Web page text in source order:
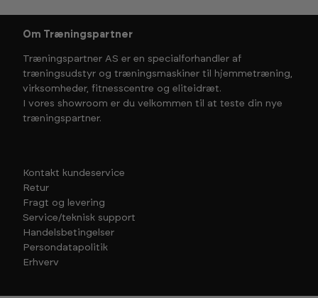
Om Træningspartner
Træningspartner AS er en specialforhandler af
træningsudstyr og træningsmaskiner til hjemmetræning,
virksomheder, fitnesscentre og eliteidræt.
I vores showroom er du velkommen til at teste din nye
træningspartner.
Kontakt kundeservice
Retur
Fragt og levering
Service/teknisk support
Handelsbetingelser
Persondatapolitik
Erhverv